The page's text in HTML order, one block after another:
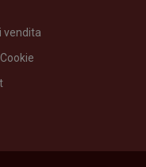
vendita